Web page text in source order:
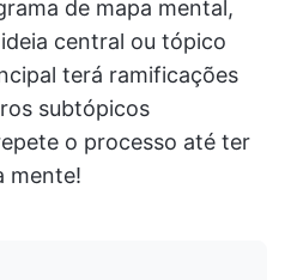
de mapa mental,
central ou tópico
terá ramificações
subtópicos
o processo até ter
mente!